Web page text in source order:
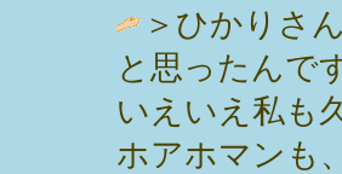
＞ひかりさ
と思ったんで
いえいえ私も
ホアホマンも